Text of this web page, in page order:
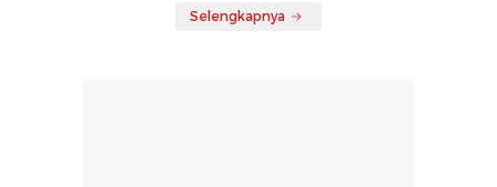
Selengkapnya